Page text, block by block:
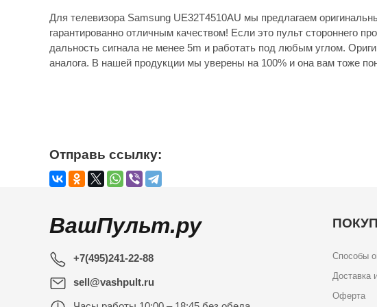
Для телевизора Samsung UE32T4510AU мы предлагаем
гарантированно отличным качеством! Если это пульт стороннего
дальность сигнала не менее 5m и работать под любым углом.
аналога. В нашей продукции мы уверены на 100% и она вам тоже
Отправь ссылку:
ВашПульт.ру
+7(495)241-22-88
sell@vashpult.ru
Способы
Доставка
Оферта